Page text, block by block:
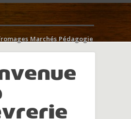
Marchés Pédagogie